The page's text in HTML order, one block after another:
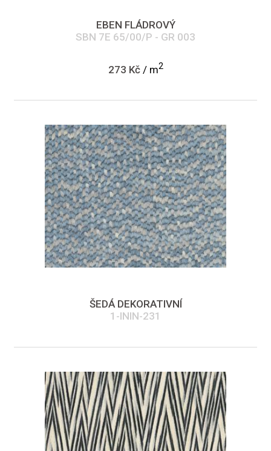
EBEN FLÁDROVÝ
SBN 7E 65/00/P - GR 003
273 Kč/ m2
ŠEDÁ DEKORATIVNÍ
1-ININ-231